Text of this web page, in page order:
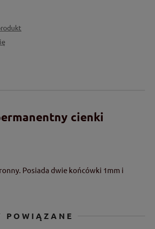
cienki
Posiada dwie końcówki 1mm i
POWIĄZANE